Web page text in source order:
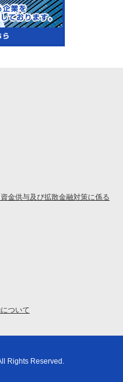
金供与及び拡散金融対策に係る
ついて
Rights Reserved.